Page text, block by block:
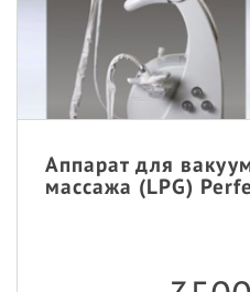
Аппарат для
массажа (LPG)